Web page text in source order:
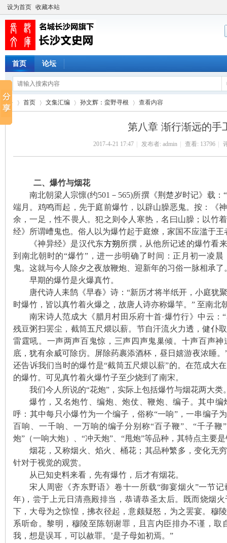
设为首页 收藏本站
首页 论坛
首页 文集汇编 孙文辉：蛮野寻根
›
查看内容
第八章 渐行渐远的手
2017-4-21 17:47 发布者: admin 查看: 13796
二、爆竹与烟花
南北朝梁人宗懔(约501－565)所撰《荆楚岁时记》载：
端月。鸡鸣而起，先于庭前爆竹，以辟山臊恶鬼。按：《
余，一足，性不畏人。犯之则令人寒热，名曰山臊；以竹
经》所谓嶆鬼也。俗人以为爆竹起于庭燎，家国不应滥于王
《神异经》是汉代东方朔所撰，从他所记述的爆竹看
到南北朝时的“爆竹”，进一步明确了时间：正月初一凌
鬼。这就与今人除夕之夜放鞭炮、迎新年的习俗一脉相承了
早期的爆竹是火爆真竹。
唐代诗人耒鹄《早春》诗：“新历才将半纸开，小庭犹
时爆竹，皆以真竹着火爆之，故唐人诗亦称爆竿。” 至南北
南宋诗人范成大《腊月村田乐府十首·爆竹行》中云
残豆粥扫罢尘，截筒五尺煨以薪。节自汗流火力透，健仆
雷霆吼。一声两声百鬼惊，三声四声鬼巢倾。十声百声
底，犹有余威可除疠。屏除药裹添酒杯，昼日嬉游夜浓睡
还告诉我们当时的爆竹是“截筒五尺煨以薪”的。在范成大
的爆竹。可见真竹着火爆竹子至少烧到了南宋。
我们今人所说的“花炮”，实际上包括爆竹与烟花两大类
爆竹，又名炮竹、编炮、炮仗、鞭炮、编子。其中
呼：其中每只小爆竹为一个编子，俗称“一响”，一串编子
百响、一千响、一万响的编子分别称“百子鞭”、“千子鞭
炮”（一响大炮）、“冲天炮”、“甩炮”等品种，其特点主要
烟花，又称烟火、焰火、桶花；其品种繁多，变化无
针对于视觉的观赏。
从已知史料来看，先有爆竹，后才有烟花。
宋人周密《齐东野语》卷十一所载“御宴烟火”一节记
年)， 尝于上元日清燕殿排当，恭请恭圣太后。既而烧烟
下，大母为之惊惶，拂衣径起，意颇疑怒，为之罢宴。穆
系听命。黎明，穆陵至陈朝谢罪，且言内臣排办不谨，取
我，想是误耳，可以赦罪。’是子母如初焉。”